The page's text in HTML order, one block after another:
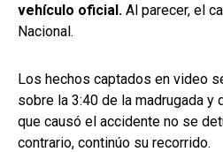
vehículo oficial. Al parecer, el
Nacional.
Los hechos captados en video
sobre la 3:40 de la madrugada y
que causó el accidente no se
contrario, continúo su recorrido.